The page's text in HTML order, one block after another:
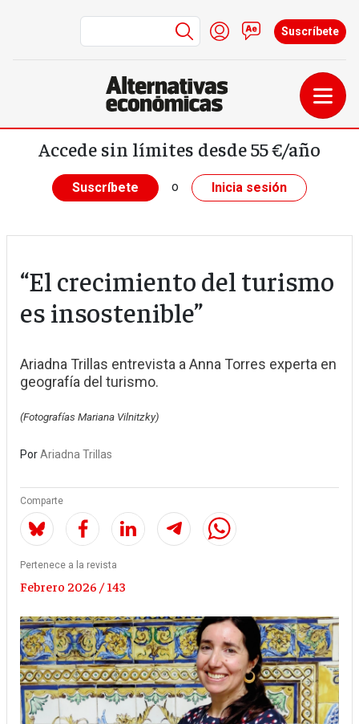
Pasar al contenido principal
Menú de cuenta de
Iniciar sesión
Contacto
Suscríbete
Accede sin límites desde 55 €/año
Suscríbete o Inicia sesión
“El crecimiento del turismo
es insostenible”
Ariadna Trillas entrevista a Anna Torres experta en
geografía del turismo.
(Fotografías Mariana Vilnitzky)
PorAriadna Trillas
Comparte
Pertenece a la revista
Febrero 2026 / 143